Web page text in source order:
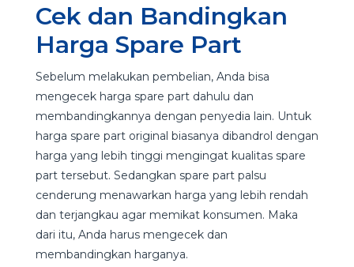
Cek dan Bandingkan
Harga Spare Part
Sebelum melakukan pembelian, Anda bisa
mengecek harga spare part dahulu dan
membandingkannya dengan penyedia lain. Untuk
harga spare part original biasanya dibandrol dengan
harga yang lebih tinggi mengingat kualitas spare
part tersebut. Sedangkan spare part palsu
cenderung menawarkan harga yang lebih rendah
dan terjangkau agar memikat konsumen. Maka
dari itu, Anda harus mengecek dan
membandingkan harganya.